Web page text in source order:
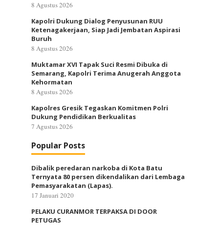
8 Agustus 2026
Kapolri Dukung Dialog Penyusunan RUU
Ketenagakerjaan, Siap Jadi Jembatan Aspirasi
Buruh
8 Agustus 2026
Muktamar XVI Tapak Suci Resmi Dibuka di
Semarang, Kapolri Terima Anugerah Anggota
Kehormatan
8 Agustus 2026
Kapolres Gresik Tegaskan Komitmen Polri
Dukung Pendidikan Berkualitas
7 Agustus 2026
Popular Posts
Dibalik peredaran narkoba di Kota Batu
Ternyata 80 persen dikendalikan dari Lembaga
Pemasyarakatan (Lapas).
17 Januari 2020
PELAKU CURANMOR TERPAKSA DI DOOR
PETUGAS